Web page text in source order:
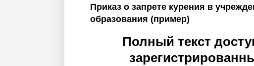
Приказ о запрете курения в
образования (пример)
Полный текст